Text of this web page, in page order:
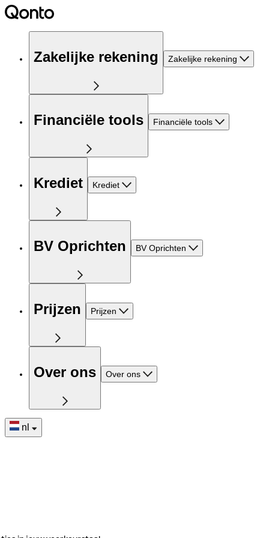
Zakelijke rekening Zakelijke rekening
Financiële tools Financiële tools
Krediet Krediet
BV Oprichten BV Oprichten
Prijzen Prijzen
Over ons Over ons
nl